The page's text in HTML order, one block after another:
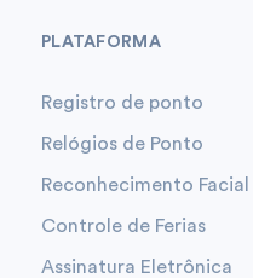
PLATAFORMA
Registro de ponto
Relógios de Ponto
Reconhecimento Facial
Controle de Ferias
Assinatura Eletrônica